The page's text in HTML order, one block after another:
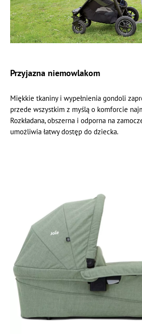
Przyjazna niemowlakom
Miękkie tkaniny i wypełnienia gondoli
przede wszystkim z myślą o komforcie
Rozkładana, obszerna i odporna na
umożliwia łatwy dostęp do dziecka.